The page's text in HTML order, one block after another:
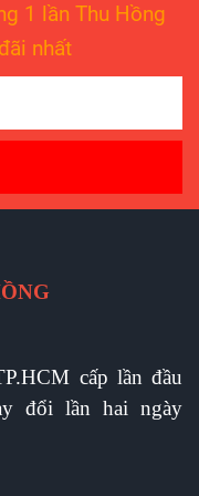
1 lần Thu Hồng
nhất
cấp lần đầu
đổi lần hai ngày